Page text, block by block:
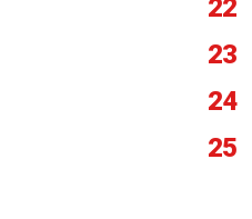
22
23
24
25